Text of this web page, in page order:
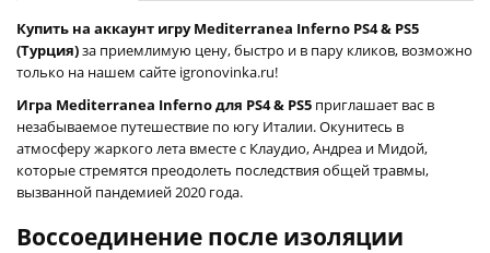
Купить на аккаунт игру Mediterranea Inferno PS4 & PS5
(Турция)за приемлимую цену, быстро и в пару кликов, возможно
только на нашем сайте igronovinka.ru!
Игра Mediterranea Inferno для PS4 & PS5 приглашает вас в
незабываемое путешествие по югу Италии. Окунитесь в
атмосферу жаркого лета вместе с Клаудио, Андреа и Мидой,
которые стремятся преодолеть последствия общей травмы,
вызванной пандемией 2020 года.
Воссоединение после изоляции